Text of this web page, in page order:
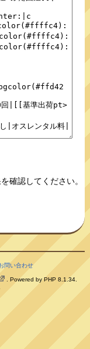
確認してください。
問い合わせ
. Powered by PHP 8.1.34.